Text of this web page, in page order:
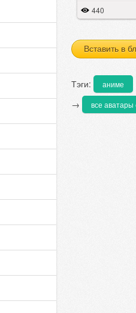
440
Вставить в
Тэги: аниме
→ все аватары